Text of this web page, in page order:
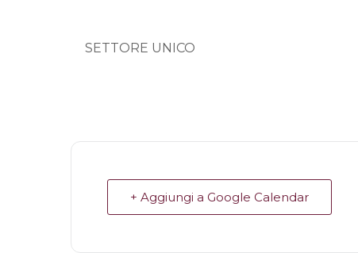
SETTORE UNICO
+ Aggiungi a Google Calendar